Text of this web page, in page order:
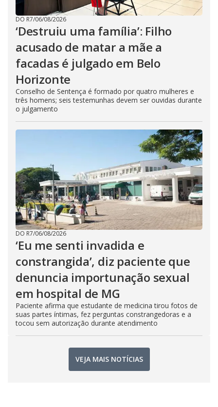
DO R7/06/08/2026
‘Destruiu uma família’: Filho
acusado de matar a mãe a
facadas é julgado em Belo
Horizonte
Conselho de Sentença é formado por quatro mulheres e
três homens; seis testemunhas devem ser ouvidas durante
o julgamento
DO R7/06/08/2026
‘Eu me senti invadida e
constrangida’, diz paciente que
denuncia importunação sexual
em hospital de MG
Paciente afirma que estudante de medicina tirou fotos de
suas partes íntimas, fez perguntas constrangedoras e a
tocou sem autorização durante atendimento
VEJA MAIS NOTÍCIAS